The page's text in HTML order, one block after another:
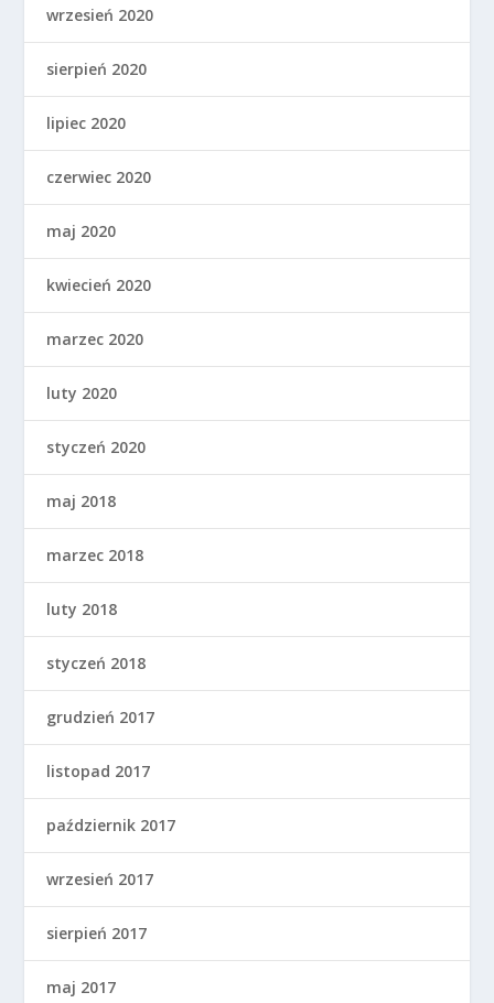
wrzesień 2020
sierpień 2020
lipiec 2020
czerwiec 2020
maj 2020
kwiecień 2020
marzec 2020
luty 2020
styczeń 2020
maj 2018
marzec 2018
luty 2018
styczeń 2018
grudzień 2017
listopad 2017
październik 2017
wrzesień 2017
sierpień 2017
maj 2017